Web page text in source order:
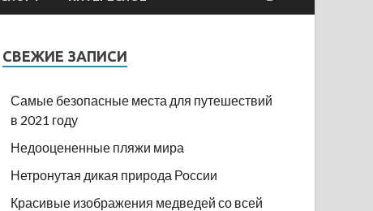
СВЕЖИЕ ЗАПИСИ
Самые безопасные места для путешествий
в 2021 году
Недооцененные пляжи мира
Нетронутая дикая природа России
Красивые изображения медведей со всей